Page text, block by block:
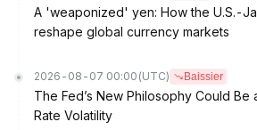
A 'weaponized' yen: How the U.S.-
reshape global currency markets
2026-08-07 00:00 (UTC) Baissier
The Fed’s New Philosophy Could
Rate Volatility